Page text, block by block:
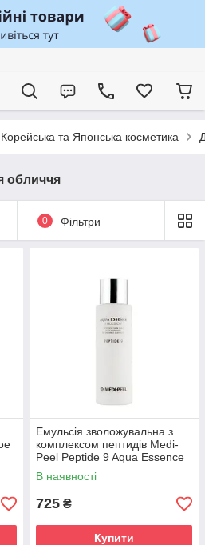
Корейська та Японська косметика
обличчя
0 Фільтри
Емульсія зволожувальна з
комплексом пептидів Medi-
Peel Peptide 9 Aqua Essence
Emulsion 250 ml
В наявності
725 ₴
Купити